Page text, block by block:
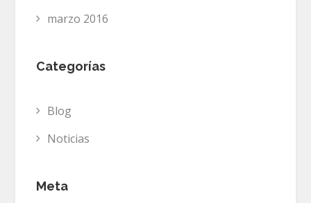
marzo 2016
Categorías
Blog
Noticias
Meta